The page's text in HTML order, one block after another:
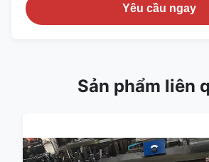
Yêu cầu ngay
Sản phẩm liên